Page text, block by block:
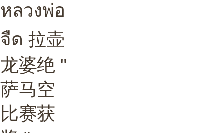
หลวงพ่อ
จืด 拉壶
龙婆绝 "
萨马空
比赛获